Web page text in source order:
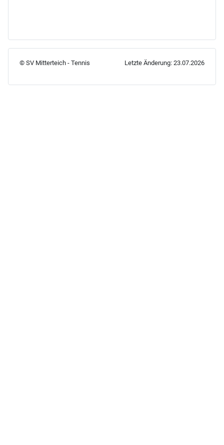
© SV Mitterteich - Tennis Letzte Änderung: 23.07.2026